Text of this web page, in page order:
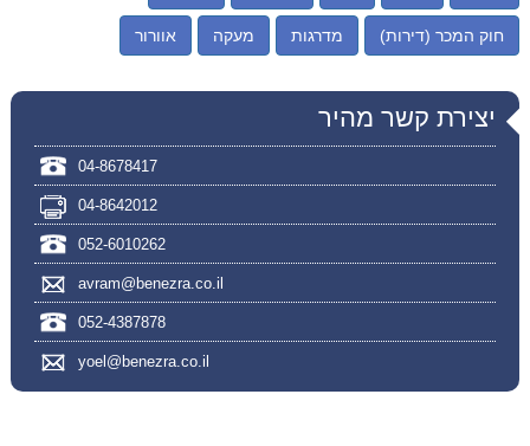
חוק המכר (דירות) מדרגות מעקה אוורור
יצירת קשר מהיר
04-8678417
04-8642012
052-6010262
avram@benezra.co.il
052-4387878
yoel@benezra.co.il